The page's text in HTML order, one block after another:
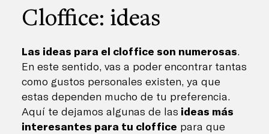
Cloffice: ideas
Las ideas para el cloffice son numerosas.
En este sentido, vas a poder encontrar tantas
como gustos personales existen, ya que
estas dependen mucho de tu preferencia.
Aquí te dejamos algunas de las ideas más
interesantes para tu cloffice para que